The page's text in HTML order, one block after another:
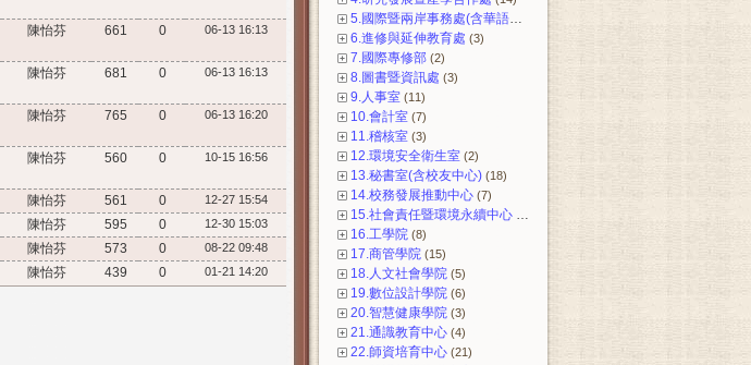
5.國際暨兩岸事務處(含華語中心)
6.進修與延伸教育處 (3)
7.國際專修部 (2)
8.圖書暨資訊處 (3)
9.人事室 (11)
10.會計室 (7)
11.稽核室 (3)
12.環境安全衛生室 (2)
13.秘書室(含校友中心) (18)
14.校務發展推動中心 (7)
15.社會責任暨環境永續中心
16.工學院 (8)
17.商管學院 (15)
18.人文社會學院 (5)
19.數位設計學院 (6)
20.智慧健康學院 (3)
21.通識教育中心 (4)
22.師資培育中心 (21)
陳怡芬 661 0 06-13 16:13
陳怡芬 681 0 06-13 16:13
陳怡芬 765 0 06-13 16:20
陳怡芬 560 0 10-15 16:56
陳怡芬 561 0 12-27 15:54
陳怡芬 595 0 12-30 15:03
陳怡芬 573 0 08-22 09:48
陳怡芬 439 0 01-21 14:20